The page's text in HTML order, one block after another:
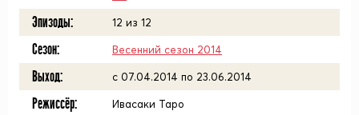
Эпизоды: 12 из 12
Сезон: Весенний сезон 2014
Выход: c 07.04.2014 по 23.06.2014
Режиссёр: Ивасаки Таро